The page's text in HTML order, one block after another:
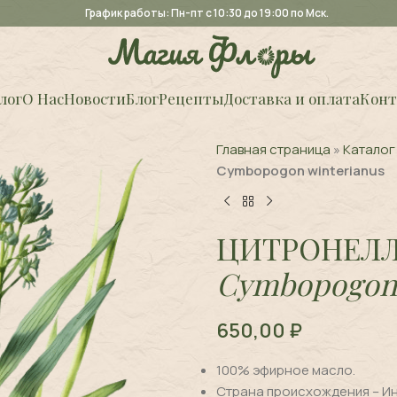
График работы: Пн-пт с 10:30 до 19:00 по Мск.
О НасНовостиБлогРецептыДоставка и оплата
Главная страница »Каталог
Cymbopogon winterianus
650,00 ₽
100% эфирное масло.
Страна происхождения –